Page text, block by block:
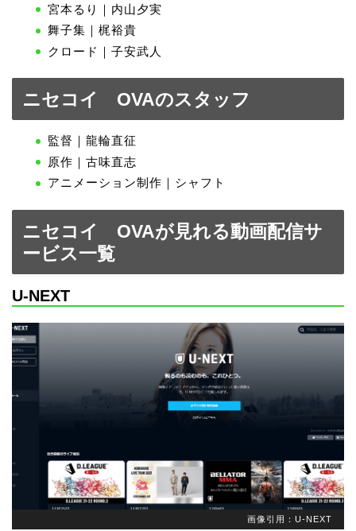
宮本るり｜内山夕実
舞子集｜梶裕貴
クロード｜子安武人
ニセコイ OVAのスタッフ
監督｜龍輪直征
原作｜古味直志
アニメーション制作｜シャフト
ニセコイ OVAが見れる動画配信サ
ービス一覧
U-NEXT
画像引用：U-NEXT